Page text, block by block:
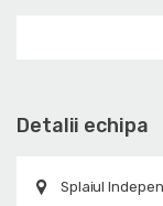
Detalii echipa
Splaiul